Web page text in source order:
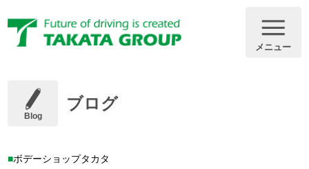
メニュー
Blog
ブログ
ボデーショップタカタ